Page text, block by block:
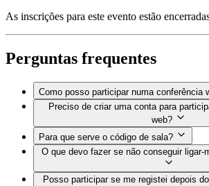
As inscrições para este evento estão
Perguntas frequentes
Como posso participar numa conferência
Preciso de criar uma conta para
web?
Para que serve o código de sala?
O que devo fazer se não conseguir ligar-
Posso participar se me registei depois